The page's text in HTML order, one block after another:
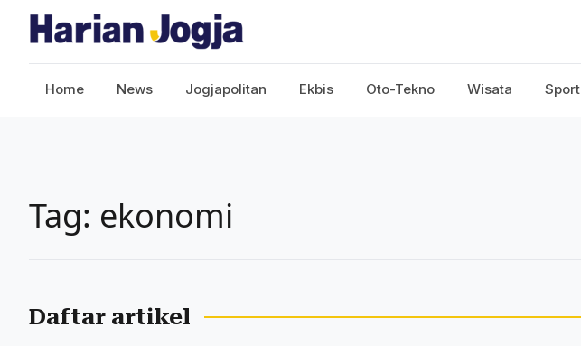
Home News Jogjapolitan Ekbis Oto-Tekno Wisata Sport
Tag: ekonomi
Daftar artikel